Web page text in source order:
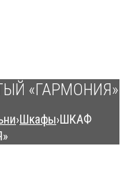
«ГАРМОНИЯ»
›Шкафы›ШКАФ